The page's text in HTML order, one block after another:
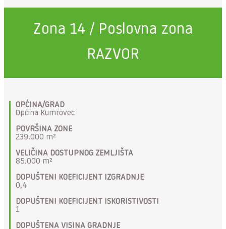
Zona 14 / Poslovna zona
RAZVOR
OPĆINA/GRAD
Općina Kumrovec
POVRŠINA ZONE
239.000 m²
VELIČINA DOSTUPNOG ZEMLJIŠTA
85.000 m²
DOPUŠTENI KOEFICIJENT IZGRADNJE
0,4
DOPUŠTENI KOEFICIJENT ISKORISTIVOSTI
1
DOPUŠTENA VISINA GRADNJE